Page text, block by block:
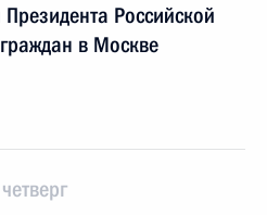
Российской
в Москве